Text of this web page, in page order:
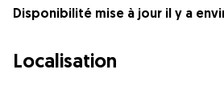
Disponibilité mise à jour il y a
Localisation